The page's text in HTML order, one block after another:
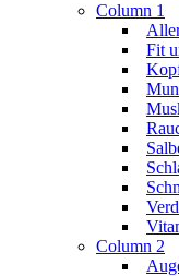
Column 1
Fit
Column 2